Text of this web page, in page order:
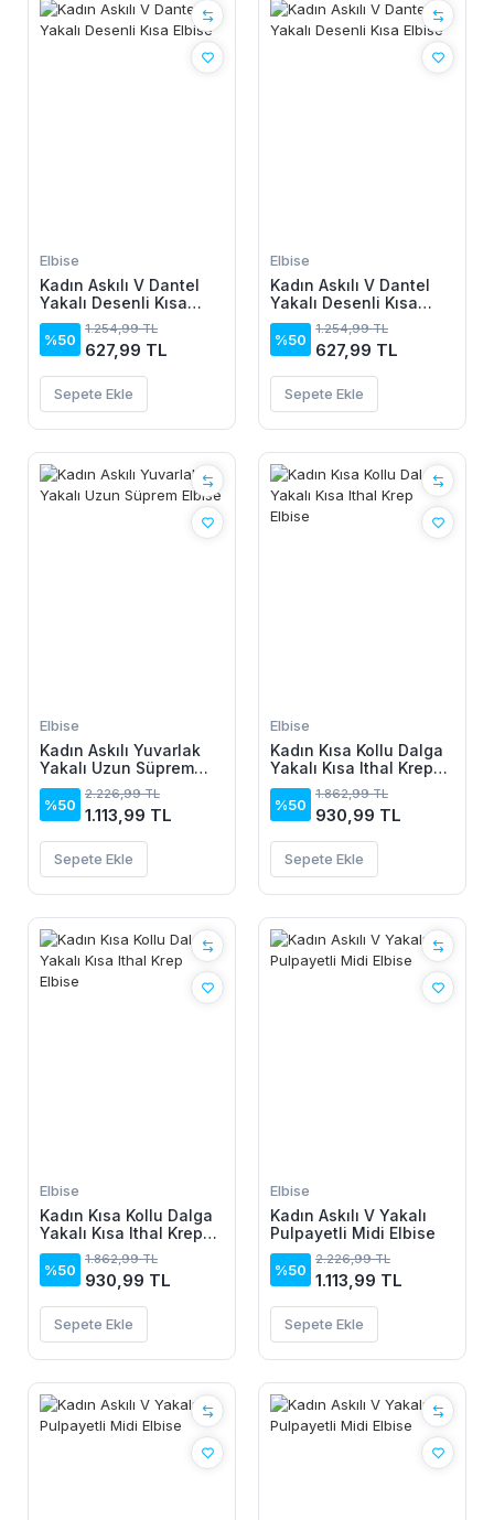
Elbise
Kadın Askılı V Dantel
Yakalı Desenli Kısa
Elbise
%50
1.254,99 TL
627,99 TL
Sepete Ekle
Elbise
Kadın Askılı V Dantel
Yakalı Desenli Kısa
Elbise
%50
1.254,99 TL
627,99 TL
Sepete Ekle
Elbise
Kadın Askılı Yuvarlak
Yakalı Uzun Süprem
Elbise
%50
2.226,99 TL
1.113,99 TL
Sepete Ekle
Elbise
Kadın Kısa Kollu Dalga
Yakalı Kısa Ithal Krep
Elbise
%50
1.862,99 TL
930,99 TL
Sepete Ekle
Elbise
Kadın Kısa Kollu Dalga
Yakalı Kısa Ithal Krep
Elbise
%50
1.862,99 TL
930,99 TL
Sepete Ekle
Elbise
Kadın Askılı V Yakalı
Pulpayetli Midi Elbise
%50
2.226,99 TL
1.113,99 TL
Sepete Ekle